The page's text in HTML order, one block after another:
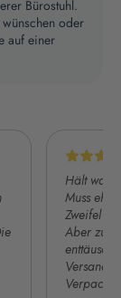
Bürostuhl.
oder
auf einer
Hält was
Muss
Zweifel
Aber zum
enttäuscht.
Versand: